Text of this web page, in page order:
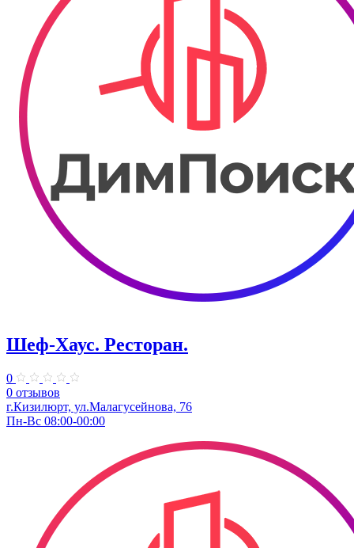
Шеф-Хаус. Ресторан.
0
0 отзывов
г.Кизилюрт, ул.Малагусейнова, 76
Пн-Вс 08:00-00:00